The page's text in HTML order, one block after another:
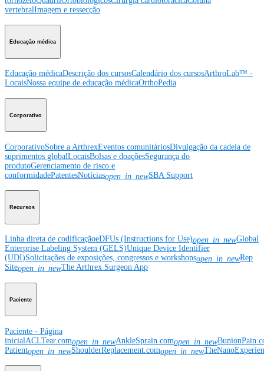
vertebralImagem e ressecção
Educação médica
Educação médicaDescrição dos cursosCalendário dos cursosArthroLab™ -
LocaisNossa equipe de educação médicaOrthoPedia
Corporativo
CorporativoSobre a ArthrexEventos comunitáriosDivulgação da cadeia de
suprimentos globalLocaisBolsas e doaçõesSegurança do
produtoGerenciamento de risco e
conformidadePatentesNotíciasopen_in_newSBA Support
Recursos
Linha direta de codificaçãoeDFUs (Instructions for Use)open_in_newGlobal
Enterprise Labeling System (GELS)Unique Device Identifier
(UDI)Solicitações de exposições, congressos e workshopsopen_in_newRep
Siteopen_in_newThe Arthrex Surgeon App
Paciente
Paciente - Página
inicial ACLTear.comopen_in_newAnkleSprain.comopen_in_new
Patientopen_in_newShoulderReplacement.comopen_in_new